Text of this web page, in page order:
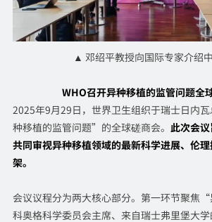
▲ 邓绍平教授向国际专家介绍
WHO召开异种移植的监管问题全
2025年9月29日，世界卫生组织于瑞士日内
种移植的监管问题”的全球磋商会。 此次会议
共同审视异种移植领域的最新科学进展、伦
架。
会议议程分为两大核心部分。第一环节聚焦
科奥格科学委员会主席、来自瑞士弗里堡大